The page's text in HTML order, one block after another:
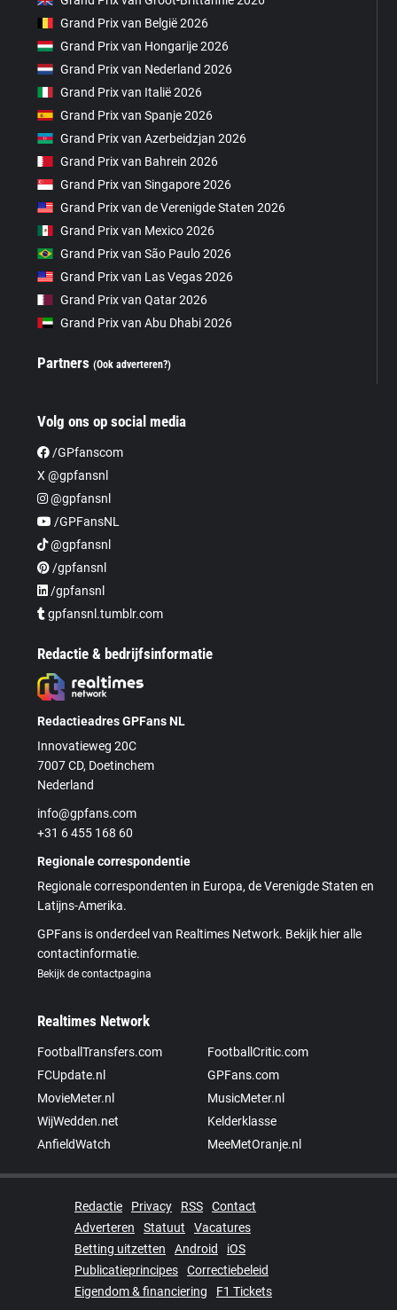
Grand Prix van België 2026
Grand Prix van Hongarije 2026
Grand Prix van Nederland 2026
Grand Prix van Italië 2026
Grand Prix van Spanje 2026
Grand Prix van Azerbeidzjan 2026
Grand Prix van Bahrein 2026
Grand Prix van Singapore 2026
Grand Prix van de Verenigde Staten 2026
Grand Prix van Mexico 2026
Grand Prix van São Paulo 2026
Grand Prix van Las Vegas 2026
Grand Prix van Qatar 2026
Grand Prix van Abu Dhabi 2026
Partners(Ook adverteren?)
Volg ons op social media
/GPfanscom
X @gpfansnl
@gpfansnl
/GPFansNL
@gpfansnl
/gpfansnl
/gpfansnl
gpfansnl.tumblr.com
Redactie & bedrijfsinformatie
Redactieadres GPFans NL
Innovatieweg 20C
7007 CD, Doetinchem
Nederland
info@gpfans.com
+31 6 455 168 60
Regionale correspondentie
Regionale correspondenten in Europa, de Verenigde Staten en
Latijns-Amerika.
GPFans is onderdeel van Realtimes Network. Bekijk hier alle
contactinformatie.
Bekijk de contactpagina
Realtimes Network
FootballTransfers.com
FootballCritic.com
FCUpdate.nl
GPFans.com
MovieMeter.nl
MusicMeter.nl
WijWedden.net
Kelderklasse
AnfieldWatch
MeeMetOranje.nl
Redactie Privacy RSS
Contact
Adverteren
Statuut
Vacatures
Betting uitzetten
Android
iOS
Publicatieprincipes
Correctiebeleid
Eigendom & financiering
F1 Tickets